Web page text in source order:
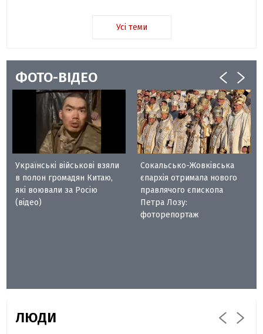
Усі теми
ФОТО-ВІДЕО
Українські військові взяли
в полон громадян Китаю,
які воювали за Росію
(відео)
Сокальсько-Жовківська
єпархія отримала нового
правлячого єпископа
Петра Лозу:
фоторепортаж
ЛЮДИ